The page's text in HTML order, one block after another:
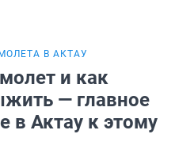
В АКТАУ
и как
— главное
в Актау к этому